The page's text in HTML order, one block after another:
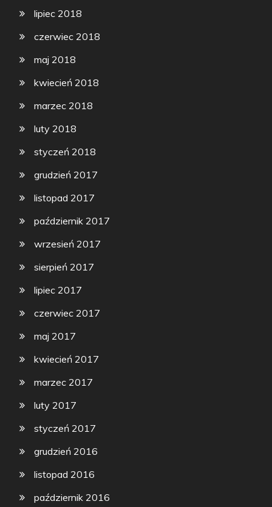
lipiec 2018
czerwiec 2018
maj 2018
kwiecień 2018
marzec 2018
luty 2018
styczeń 2018
grudzień 2017
listopad 2017
październik 2017
wrzesień 2017
sierpień 2017
lipiec 2017
czerwiec 2017
maj 2017
kwiecień 2017
marzec 2017
luty 2017
styczeń 2017
grudzień 2016
listopad 2016
październik 2016